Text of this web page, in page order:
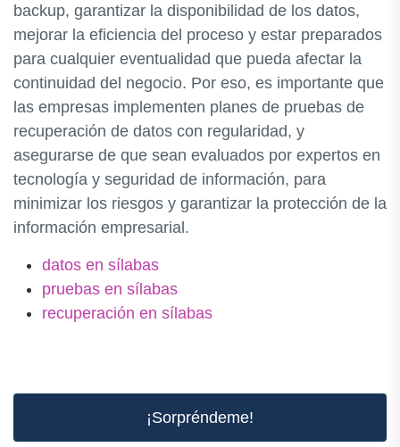
backup, garantizar la disponibilidad de los datos,
mejorar la eficiencia del proceso y estar preparados
para cualquier eventualidad que pueda afectar la
continuidad del negocio. Por eso, es importante que
las empresas implementen planes de pruebas de
recuperación de datos con regularidad, y
asegurarse de que sean evaluados por expertos en
tecnología y seguridad de información, para
minimizar los riesgos y garantizar la protección de la
información empresarial.
datos en sílabas
pruebas en sílabas
recuperación en sílabas
¡Sorpréndeme!